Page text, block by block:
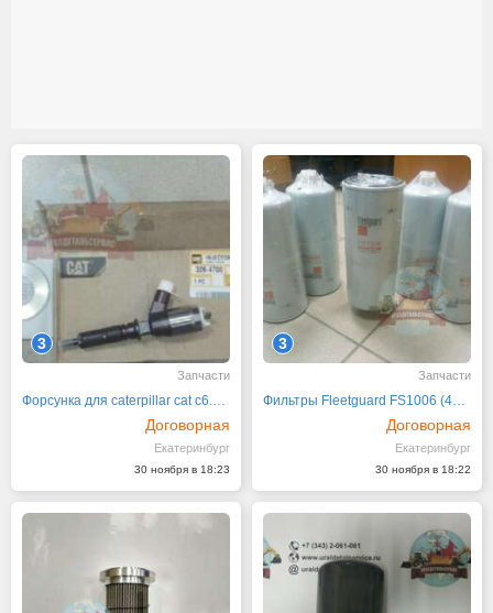
3
Запчасти
Форсункa для caterpillar cat c6.4 / 320d 326-4700
Договорная
Екатеринбург
30 ноября в 18:23
3
Запчасти
Фильтры Fleetguard FS1006 (4095189 Cummins)
Договорная
Екатеринбург
30 ноября в 18:22